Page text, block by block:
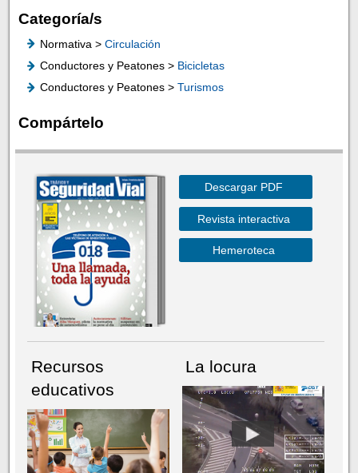
Categoría/s
Normativa > Circulación
Conductores y Peatones > Bicicletas
Conductores y Peatones > Turismos
Compártelo
Descargar PDF
Revista interactiva
Hemeroteca
Recursos
educativos
La locura